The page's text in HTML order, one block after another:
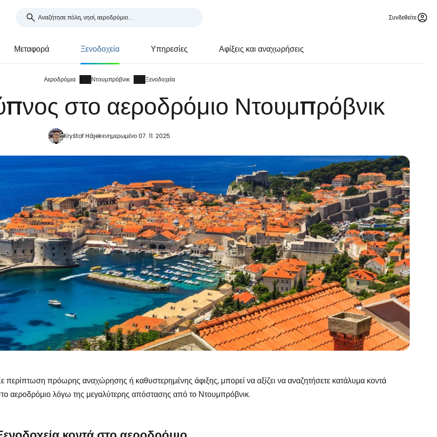
Συνδεθείτε
Μεταφορά Ξενοδοχεία Υπηρεσίες Αφίξεις και αναχωρήσεις
Αεροδρόμια Ντουμπρόβνικ Ξενοδοχεία
στο αεροδρόμιο Ντουμπρόβνικ
Kryštof Hájekενημερωμένο 07. 11. 2025
περίπτωση πρόωρης αναχώρησης ή καθυστερημένης άφιξης, μπορεί να αξίζει να αναζητήσετε κατάλυμα κοντά
αεροδρόμιο λόγω της μεγαλύτερης απόστασης από το Ντουμπρόβνικ.